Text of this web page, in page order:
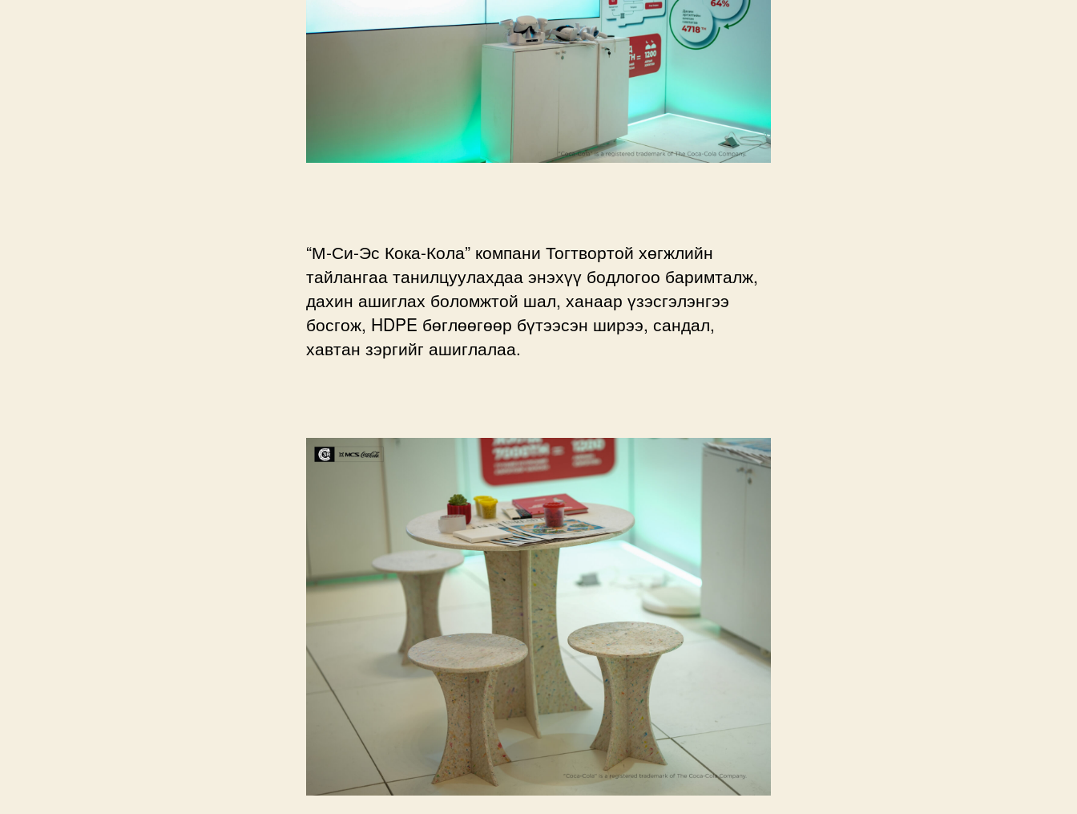
“М-Си-Эс Кока-Кола” компани Тогтвортой хөгжлийн
тайлангаа танилцуулахдаа энэхүү бодлогоо баримталж,
дахин ашиглах боломжтой шал, ханаар үзэсгэлэнгээ
босгож, HDPE бөглөөгөөр бүтээсэн ширээ, сандал,
хавтан зэргийг ашиглалаа.